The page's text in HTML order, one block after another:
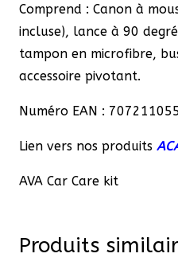
Comprend : Canon à
incluse), lance à 90
tampon en microfibre,
accessoire pivotant.
Numéro EAN :
Lien vers nos produits
AVA Car Care kit
Produits